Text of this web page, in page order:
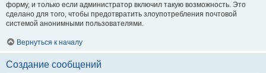
форму, и только если администратор включил такую возможность. Это
сделано для того, чтобы предотвратить злоупотребления почтовой
системой анонимными пользователями.
Вернуться к началу
Создание сообщений